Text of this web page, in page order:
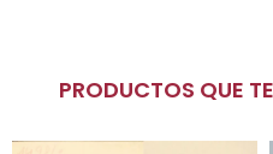
PRODUCTOS QUE